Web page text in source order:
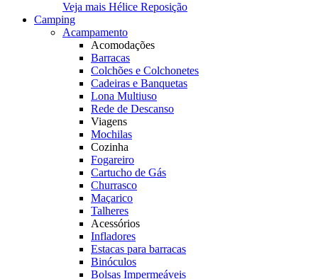
Veja mais Hélice Reposição
Camping
Acampamento
Acomodações
Barracas
Colchões e Colchonetes
Cadeiras e Banquetas
Lona Multiuso
Rede de Descanso
Viagens
Mochilas
Cozinha
Fogareiro
Cartucho de Gás
Churrasco
Maçarico
Talheres
Acessórios
Infladores
Estacas para barracas
Binóculos
Bolsas Impermeáveis